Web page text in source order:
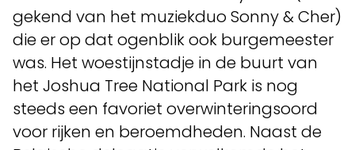
gekend van het muziekduo Sonny & Cher)
die er op dat ogenblik ook burgemeester
was. Het woestijnstadje in de buurt van
het Joshua Tree National Park is nog
steeds een favoriet overwinteringsoord
voor rijken en beroemdheden. Naast de